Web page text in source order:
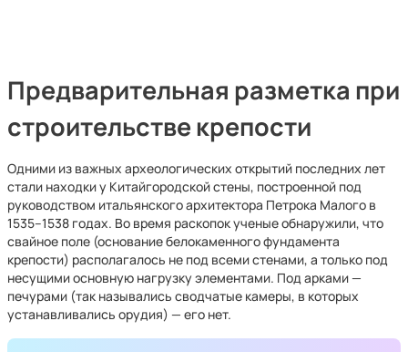
Предварительная разметка при
строительстве крепости
Одними из важных археологических открытий последних лет
стали находки у Китайгородской стены, построенной под
руководством итальянского архитектора Петрока Малого в
1535–1538 годах. Во время раскопок ученые обнаружили, что
свайное поле (основание белокаменного фундамента
крепости) располагалось не под всеми стенами, а только под
несущими основную нагрузку элементами. Под арками —
печурами (так назывались сводчатые камеры, в которых
устанавливались орудия) — его нет.